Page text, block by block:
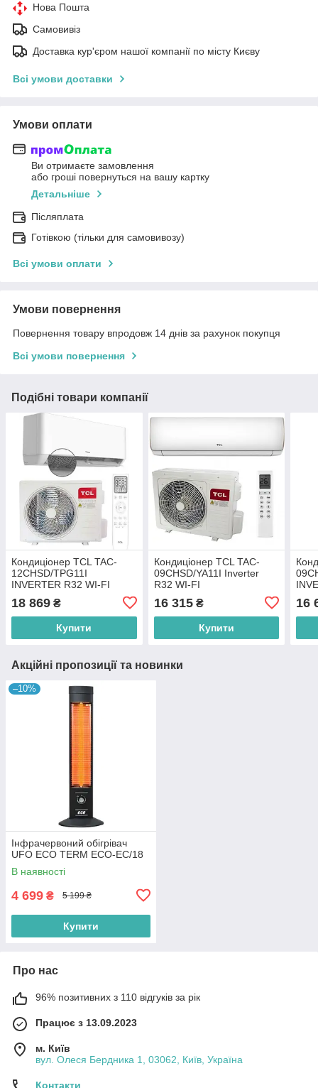
Нова Пошта
Самовивіз
Доставка кур'єром нашої компанії по місту Києву
Всі умови доставки
Умови оплати
Ви отримаєте замовлення
або гроші повернуться на вашу картку
Детальніше
Післяплата
Готівкою (тільки для самовивозу)
Всі умови оплати
Умови повернення
Повернення товару впродовж 14 днів за рахунок покупця
Всі умови повернення
Подібні товари компанії
Кондиціонер TCL TAC-
12CHSD/TPG11I
INVERTER R32 WI-FI
18 869 ₴
Купити
Кондиціонер TCL TAC-
09CHSD/YA11I Inverter
R32 WI-FI
16 315₴
Купити
16
Акційні пропозиції та новинки
–10%
Інфрачервоний обігрівач
UFO ECO TERM ECO-EC/18
В наявності
4 699 ₴ 5 199 ₴
Купити
Про нас
96% позитивних з 110 відгуків за рік
Працює з 13.09.2023
м. Київ
вул. Олеся Бердника 1, 03062, Київ, Україна
Контакти